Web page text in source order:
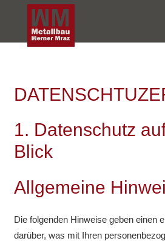
1. Datenschutz
Blick
Allgemeine
Die folgenden Hinweise geben einen
darüber, was mit Ihren